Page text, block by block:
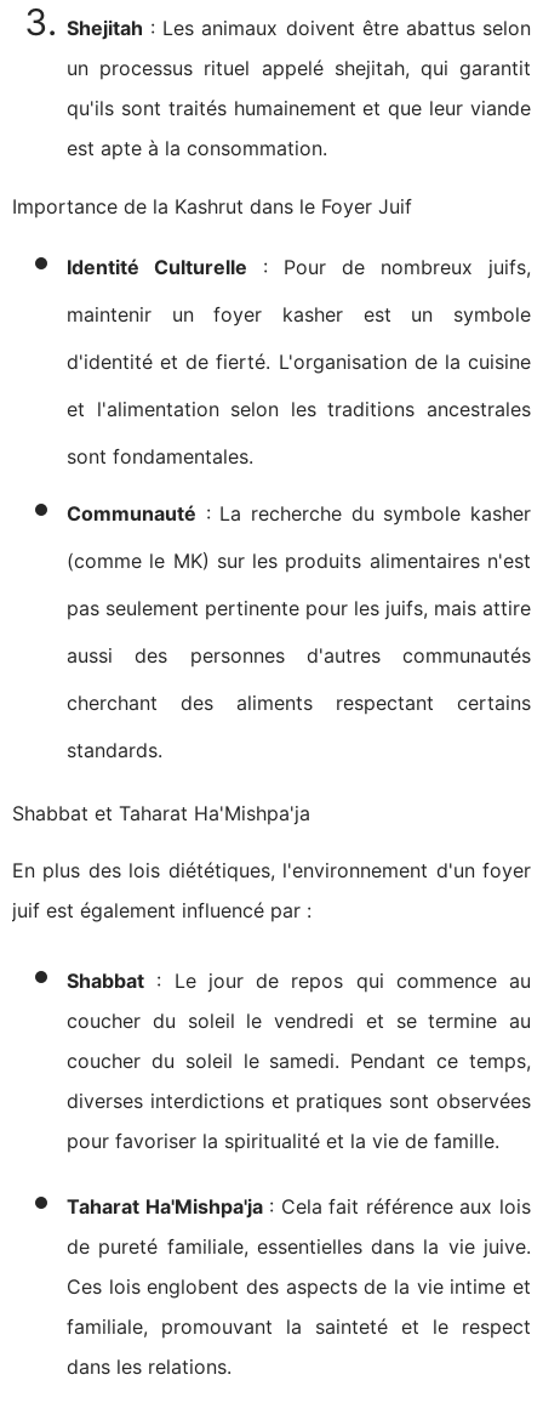
Shejitah : Les animaux doivent être abattus selon
un processus rituel appelé shejitah, qui garantit
qu'ils sont traités humainement et que leur viande
est apte à la consommation.
Importance de la Kashrut dans le Foyer Juif
Identité Culturelle : Pour de nombreux juifs,
maintenir un foyer kasher est un symbole
d'identité et de fierté. L'organisation de la cuisine
et l'alimentation selon les traditions ancestrales
sont fondamentales.
Communauté : La recherche du symbole kasher
(comme le MK) sur les produits alimentaires n'est
pas seulement pertinente pour les juifs, mais attire
aussi des personnes d'autres communautés
cherchant des aliments respectant certains
standards.
Shabbat et Taharat Ha'Mishpa'ja
En plus des lois diététiques, l'environnement d'un foyer
juif est également influencé par :
Shabbat : Le jour de repos qui commence au
coucher du soleil le vendredi et se termine au
coucher du soleil le samedi. Pendant ce temps,
diverses interdictions et pratiques sont observées
pour favoriser la spiritualité et la vie de famille.
Taharat Ha'Mishpa'ja: Cela fait référence aux lois
de pureté familiale, essentielles dans la vie juive.
Ces lois englobent des aspects de la vie intime et
familiale, promouvant la sainteté et le respect
dans les relations.